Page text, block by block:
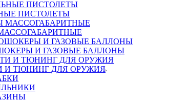
ПИСТОЛЕТЫ
И ГАЗОВЫЕ БАЛЛОНЫ
И ТЮНИНГ ДЛЯ ОРУЖИЯ